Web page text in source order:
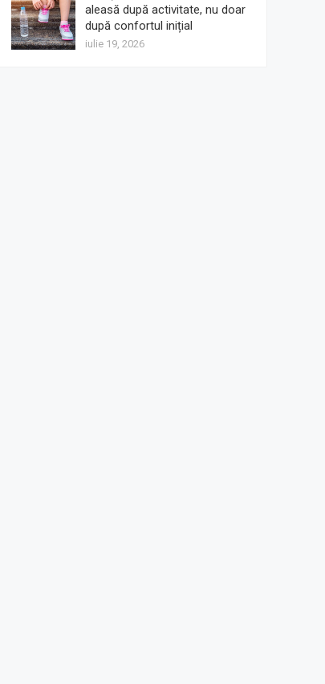
aleasă după activitate, nu doar
după confortul inițial
iulie 19, 2026